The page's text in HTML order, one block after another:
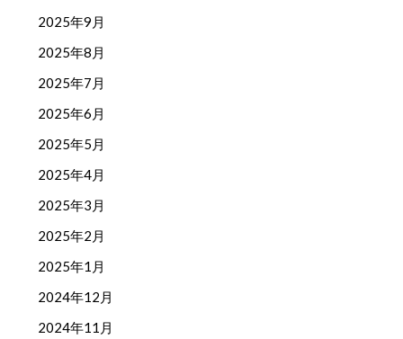
2025年9月
2025年8月
2025年7月
2025年6月
2025年5月
2025年4月
2025年3月
2025年2月
2025年1月
2024年12月
2024年11月